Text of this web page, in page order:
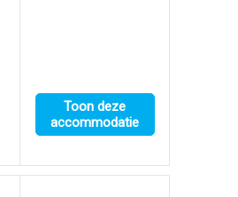
Toon deze
accommodatie